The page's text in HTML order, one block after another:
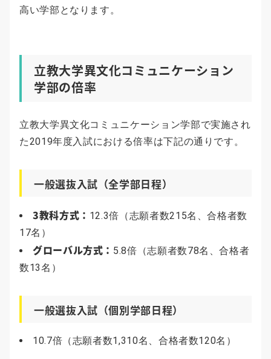
高い学部となります。
立教大学異文化コミュニケーション
学部の倍率
立教大学異文化コミュニケーション学部で実施され
た2019年度入試における倍率は下記の通りです。
一般選抜入試（全学部日程）
3教科方式： 12.3倍（志願者数215名、合格者数
17名）
グローバル方式： 5.8倍（志願者数78名、合格者
数13名）
一般選抜入試（個別学部日程）
10.7倍（志願者数1,310名、合格者数120名）